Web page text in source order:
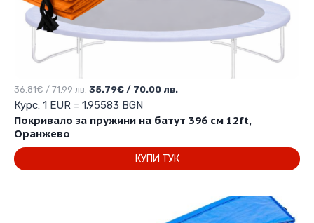
Покривало за пружини на батут 396 см 12ft,
Оранжево
36.81€/ 71.99 лв. Original
price
was:
/
35.79€ / 70.00 лв.Текущата
е:
/
70.00 лв..
Курс: 1 EUR = 1.95583 BGN
КУПИ ТУК